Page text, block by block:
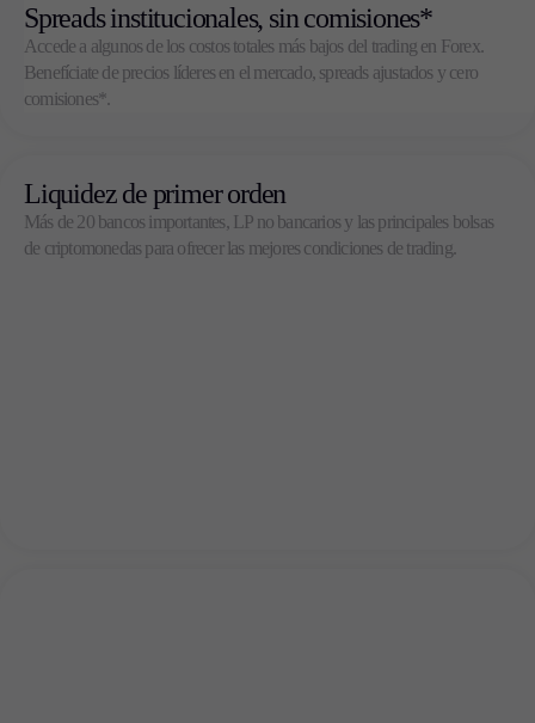
Spreads institucionales, sin comisiones*
Accede a algunos de los costos totales más bajos del trading en Forex.
Benefíciate de precios líderes en el mercado, spreads ajustados y cero
comisiones*.
Liquidez de primer orden
Más de 20 bancos importantes, LP no bancarios y las principales bolsas
de criptomonedas para ofrecer las mejores condiciones de trading.